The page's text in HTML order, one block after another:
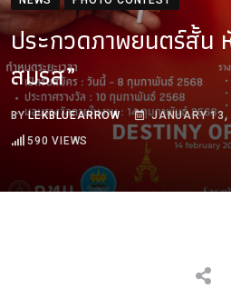
ประกวดภาพยนตร์สั้น
สมรส”
BYLEKBLUEARROW JANUARY
590 VIEWS